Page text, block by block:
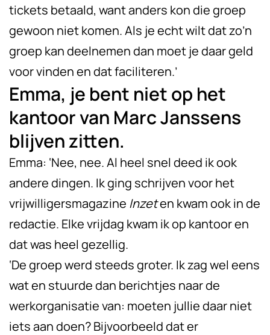
tickets betaald, want anders kon die groep
gewoon niet komen. Als je echt wilt dat zo’n
groep kan deelnemen dan moet je daar geld
voor vinden en dat faciliteren.’
Emma, je bent niet op het
kantoor van Marc Janssens
blijven zitten.
Emma: ‘Nee, nee. Al heel snel deed ik ook
andere dingen. Ik ging schrijven voor het
vrijwilligersmagazine Inzeten kwam ook in de
redactie. Elke vrijdag kwam ik op kantoor en
dat was heel gezellig.
‘De groep werd steeds groter. Ik zag wel eens
wat en stuurde dan berichtjes naar de
werkorganisatie van: moeten jullie daar niet
iets aan doen? Bijvoorbeeld dat er